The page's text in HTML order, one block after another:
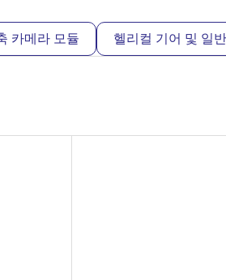
카메라 모듈 헬리컬 기어 및 일